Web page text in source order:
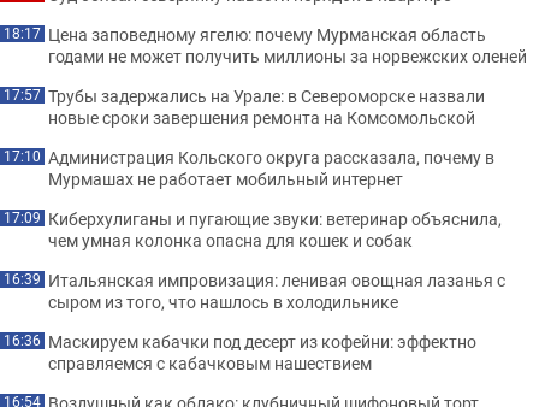
18:17 Цена заповедному ягелю: почему Мурманская область
годами не может получить миллионы за норвежских оленей
17:57 Трубы задержались на Урале: в Североморске назвали
новые сроки завершения ремонта на Комсомольской
17:10 Администрация Кольского округа рассказала, почему в
Мурмашах не работает мобильный интернет
17:09 Киберхулиганы и пугающие звуки: ветеринар объяснила,
чем умная колонка опасна для кошек и собак
16:39 Итальянская импровизация: ленивая овощная лазанья с
сыром из того, что нашлось в холодильнике
16:36 Маскируем кабачки под десерт из кофейни: эффектно
справляемся с кабачковым нашествием
16:54